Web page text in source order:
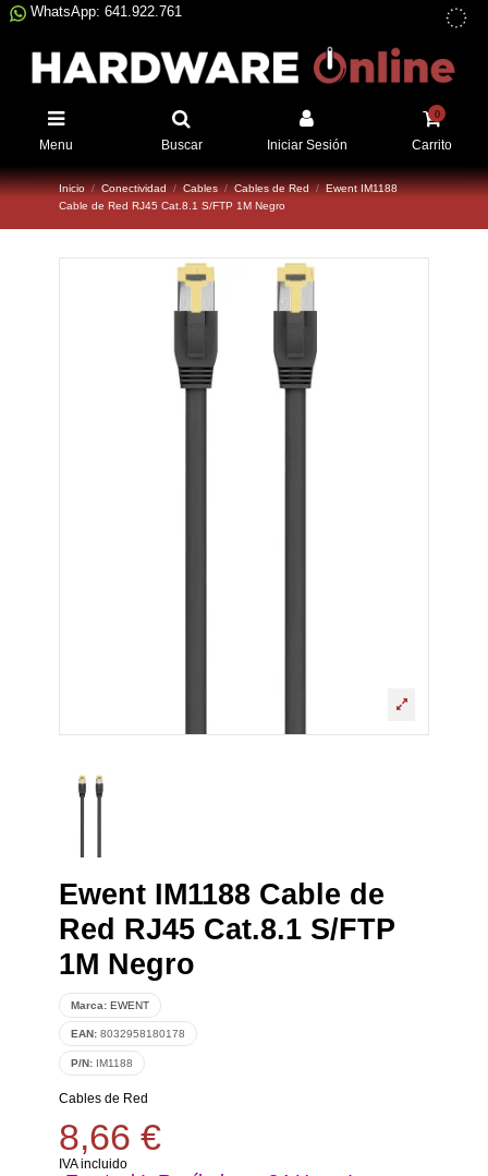
WhatsApp: 641.922.761
Menu Buscar Iniciar Sesión
0
Carrito
Inicio Conectividad Cables Cables de Red
Ewent IM1188
Cable de Red RJ45 Cat.8.1 S/FTP 1M Negro
Ewent IM1188 Cable de
Red RJ45 Cat.8.1 S/FTP
1M Negro
Marca: EWENT
EAN: 8032958180178
P/N: IM1188
Cables de Red
8,66 €
IVA incluido